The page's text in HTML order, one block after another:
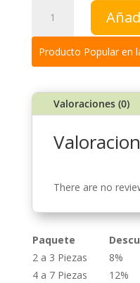
(Anamú)
cantidad
Producto Popular en
Valoraciones (0)
There are no
Paquete
2 a 3 Piezas
8%
4 a 7 Piezas
12%